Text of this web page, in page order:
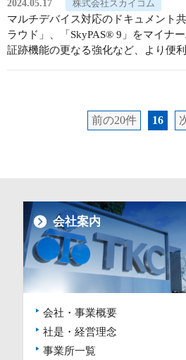
2024.05.17 株式会社スカイコム
マルチデバイス対応のドキュメント
ラウド」、「SkyPAS® 9」をマイナ
証跡機能の更なる強化など、より便
前の20件 16
会社案内
会社・事業概要
社是・経営理念
事業所一覧